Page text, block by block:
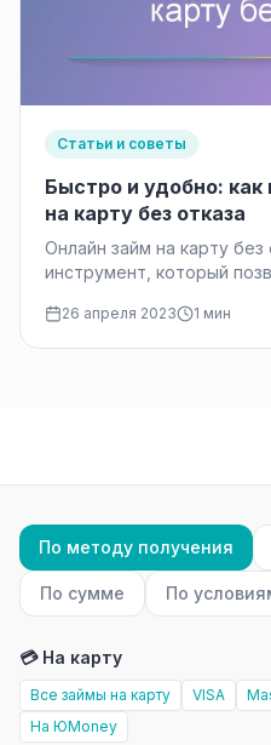
Статьи и советы
Быстро и удобно: как
на карту без отказа
Онлайн займ на карту
инструмент, который
26 апреля 2023 1 мин
По методу получения
По сумме По
💳 На карту
Все займы на карту VISA
На ЮMoney